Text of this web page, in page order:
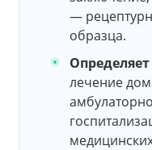
—
образца.
лечение